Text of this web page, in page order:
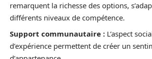
remarquent la richesse des options,
différents niveaux de compétence.
Support communautaire : L’aspect
d’expérience permettent de créer un